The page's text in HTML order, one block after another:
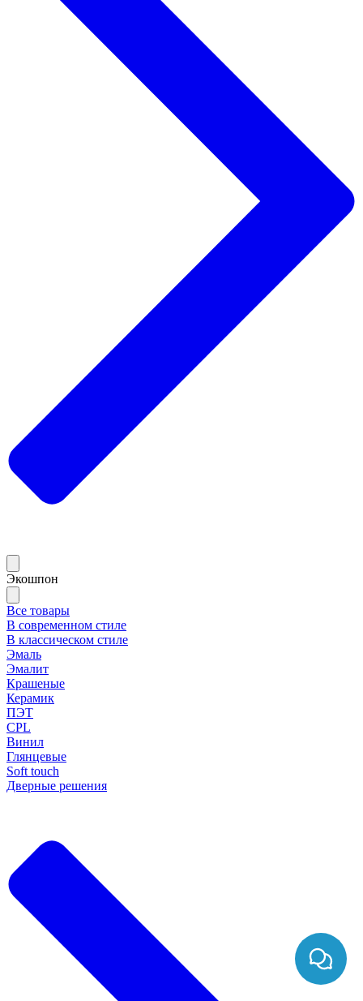
Экошпон
Все товары
В современном стиле
В классическом стиле
Эмаль
Эмалит
Крашеные
Керамик
ПЭТ
CPL
Винил
Глянцевые
Soft touch
Дверные решения